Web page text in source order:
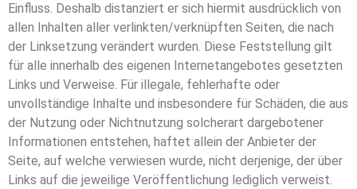
Einfluss. Deshalb distanziert er sich hiermit ausdrücklich von
allen Inhalten aller verlinkten/verknüpften Seiten, die nach
der Linksetzung verändert wurden. Diese Feststellung gilt
für alle innerhalb des eigenen Internetangebotes gesetzten
Links und Verweise. Für illegale, fehlerhafte oder
unvollständige Inhalte und insbesondere für Schäden, die aus
der Nutzung oder Nichtnutzung solcherart dargebotener
Informationen entstehen, haftet allein der Anbieter der
Seite, auf welche verwiesen wurde, nicht derjenige, der über
Links auf die jeweilige Veröffentlichung lediglich verweist.